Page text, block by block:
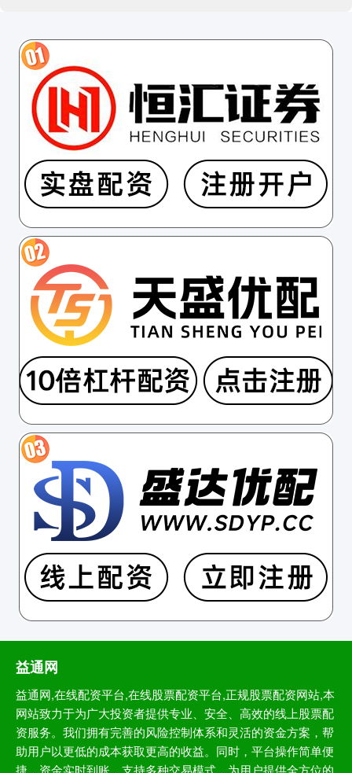
益通网
益通网,在线配资平台,在线股票配资平台,正规股票配资网站,本
网站致力于为广大投资者提供专业、安全、高效的线上股票配
资服务。我们拥有完善的风险控制体系和灵活的资金方案，帮
助用户以更低的成本获取更高的收益。同时，平台操作简单便